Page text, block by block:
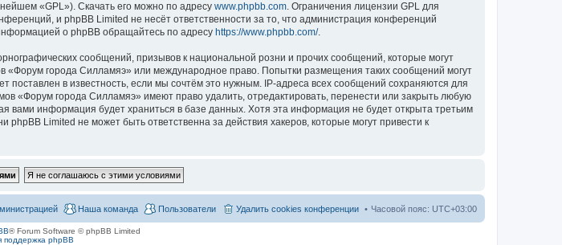
«GPL»). Скачать его можно по адресу www.phpbb.com. Ограничения лицензии GPL для
и phpBB Limited не несёт ответственности за то, что администрация конференций
о phpBB обращайтесь по адресу https://www.phpbb.com/.
сообщений, призывов к национальной розни и прочих сообщений, которые могут
«Форум города Силламяэ» или международное право. Попытки размещения таких сообщений могут
в известность, если мы сочтём это нужным. IP-адреса всех сообщений сохраняются для
«Форум города Силламяэ» имеют право удалить, отредактировать, перенести или закрыть любую
вами информация будет храниться в базе данных. Хотя эта информация не будет открыта третьим
Limited не может быть ответственна за действия хакеров, которые могут привести к
Часовой пояс: UTC+03:00
Удалить cookies конференции
Пользователи
Наша команда
® Forum Software © phpBB Limited
поддержка phpBB